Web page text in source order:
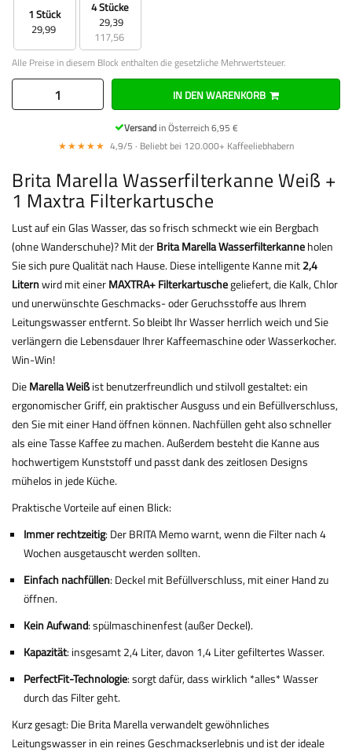
1 Stück
29,99
4 Stücke
29,39
117,56
Alle Preise in diesem Block enthalten die gesetzliche Mehrwertsteuer.
IN DEN WARENKORB
Versandin Österreich 6,95 €
★★★★★ 4,9/5 · Beliebt bei 120.000+ Kaffeeliebhabern
Brita Marella Wasserfilterkanne Weiß +
1 Maxtra Filterkartusche
Lust auf ein Glas Wasser, das so frisch schmeckt wie ein Bergbach
(ohne Wanderschuhe)? Mit derBrita Marella Wasserfilterkanneholen
Sie sich pure Qualität nach Hause. Diese intelligente Kanne mit2,4
Liternwird mit einerMAXTRA+ Filterkartuschegeliefert, die Kalk, Chlor
und unerwünschte Geschmacks- oder Geruchsstoffe aus Ihrem
Leitungswasser entfernt. So bleibt Ihr Wasser herrlich weich und Sie
verlängern die Lebensdauer Ihrer Kaffeemaschine oder Wasserkocher.
Win-Win!
DieMarella Weißist benutzerfreundlich und stilvoll gestaltet: ein
ergonomischer Griff, ein praktischer Ausguss und ein Befüllverschluss,
den Sie mit einer Hand öffnen können. Nachfüllen geht also schneller
als eine Tasse Kaffee zu machen. Außerdem besteht die Kanne aus
hochwertigem Kunststoff und passt dank des zeitlosen Designs
mühelos in jede Küche.
Praktische Vorteile auf einen Blick:
Immer rechtzeitig: Der BRITA Memo warnt, wenn die Filter nach 4
Wochen ausgetauscht werden sollten.
Einfach nachfüllen: Deckel mit Befüllverschluss, mit einer Hand zu
öffnen.
Kein Aufwand: spülmaschinenfest (außer Deckel).
Kapazität: insgesamt 2,4 Liter, davon 1,4 Liter gefiltertes Wasser.
PerfectFit-Technologie: sorgt dafür, dass wirklich *alles* Wasser
durch das Filter geht.
Kurz gesagt: Die Brita Marella verwandelt gewöhnliches
Leitungswasser in ein reines Geschmackserlebnis und ist der ideale